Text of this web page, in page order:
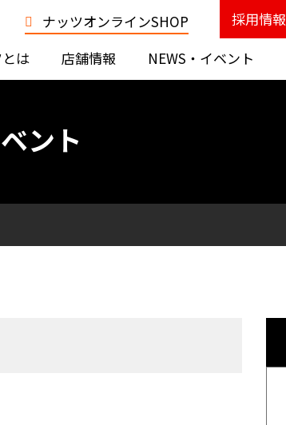
は 店舗情報 NEWS・イベント
ナッツオンラインSHOP 採用情報
ント